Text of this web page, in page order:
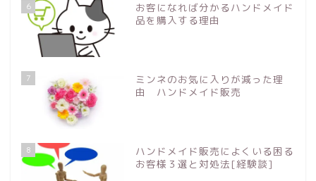
6
お客になれば分かるハンドメイド
品を購入する理由
7
ミンネのお気に入りが減った理
由 ハンドメイド販売
8
ハンドメイド販売によくいる困る
お客様３選と対処法[経験談]